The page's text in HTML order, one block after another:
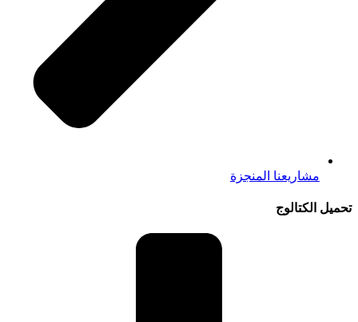
مشاريعنا المنجزة
تحميل الكتالوج